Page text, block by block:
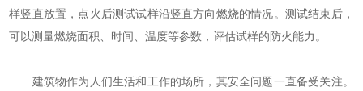
样竖直放置，点火后测试试样沿竖直方向燃烧的情况。测试结束后，
可以测量燃烧面积、时间、温度等参数，评估试样的防火能力。
建筑物作为人们生活和工作的场所，其安全问题一直备受关注。